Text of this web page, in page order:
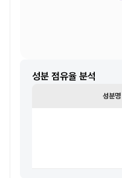
성분 점유율 분석
성분명